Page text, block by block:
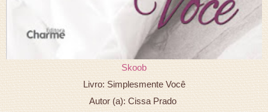
Skoob
Livro: Simplesmente Você
Autor (a): Cissa Prado